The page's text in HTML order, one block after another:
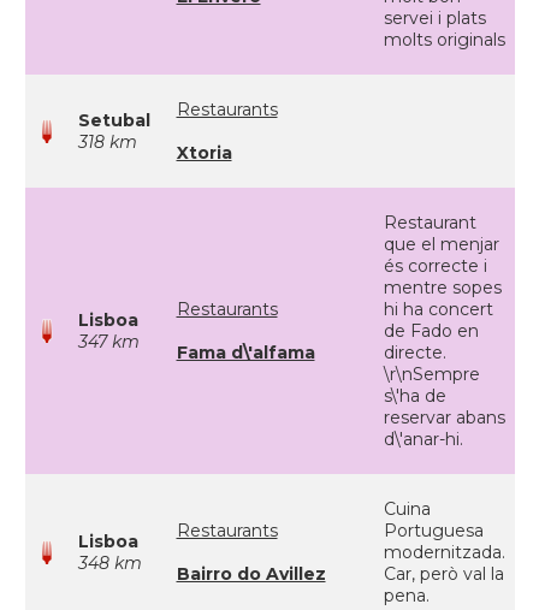
servei i plats
molts originals
Setubal
318 km
Restaurants
Xtoria
Lisboa
347 km
Restaurants
Fama d\'alfama
Restaurant
que el menjar
és correcte i
mentre sopes
hi ha concert
de Fado en
directe.
\r\nSempre
s\'ha de
reservar abans
d\'anar-hi.
Lisboa
348 km
Restaurants
Bairro do Avillez
Cuina
Portuguesa
modernitzada.
Car, però val la
pena.